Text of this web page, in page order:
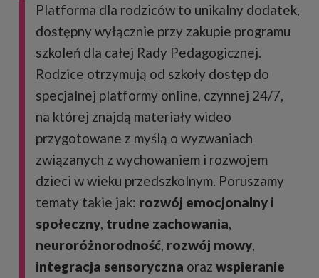
Platforma dla rodziców to unikalny dodatek,
dostępny wyłącznie przy zakupie programu
szkoleń dla całej Rady Pedagogicznej.
Rodzice otrzymują od szkoły dostęp do
specjalnej platformy online, czynnej 24/7,
na której znajdą materiały wideo
przygotowane z myślą o wyzwaniach
związanych z wychowaniem i rozwojem
dzieci w wieku przedszkolnym. Poruszamy
tematy takie jak: rozwój emocjonalny i
społeczny, trudne zachowania,
neuroróżnorodność, rozwój mowy,
integracja sensoryczna oraz wspieranie